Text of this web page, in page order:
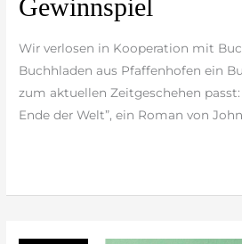
Gewinnspiel
Wir verlosen in Kooperation mit
Buchhladen aus Pfaffenhofen ein
zum aktuellen Zeitgeschehen passt:
Ende der Welt”, ein Roman von